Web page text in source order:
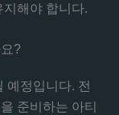
해야 합니다.
?
예정입니다. 전
준비하는 아티